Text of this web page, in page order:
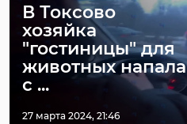
В Токсово
хозяйка
"гостиницы" для
животных напала
с ...
27 марта 2024, 21:46